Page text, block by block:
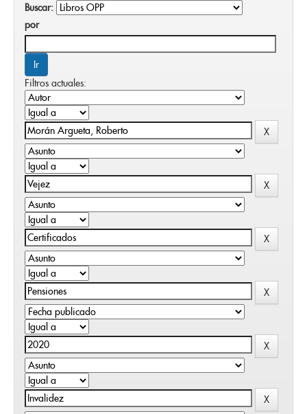
Buscar:
por
Filtros actuales: